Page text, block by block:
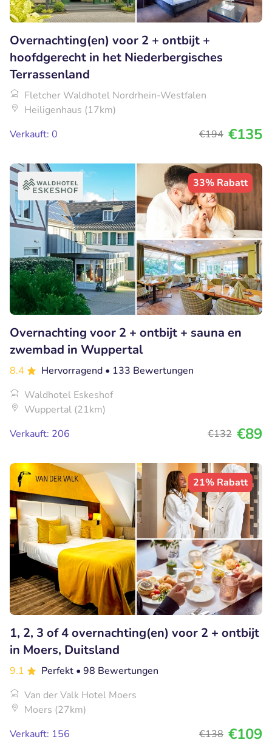
Overnachting(en) voor 2 + ontbijt +
hoofdgerecht in het Niederbergisches
Terrassenland
Fletcher Waldhotel Nordrhein-Westfalen
Heiligenhaus (17km)
Verkauft: 0
€194 €135
33% Rabatt
Overnachting voor 2 + ontbijt + sauna en
zwembad in Wuppertal
8.4 Hervorragend • 133 Bewertungen
Waldhotel Eskeshof
Wuppertal (21km)
Verkauft: 206
€132 €89
21% Rabatt
1, 2, 3 of 4 overnachting(en) voor 2 + ontbijt
in Moers, Duitsland
9.1 Perfekt • 98 Bewertungen
Van der Valk Hotel Moers
Moers (27km)
Verkauft: 156
€138 €109